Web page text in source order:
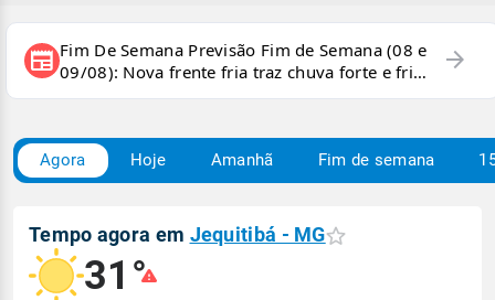
newspaper Fim De Semana Previsão Fim de Semana (08 e
09/08): Nova frente fria traz chuva forte e frio
para áreas do país
arrow_forward
Agora Hoje Amanhã Fim de semana
Tempo agora em Jequitibá - MG
31°